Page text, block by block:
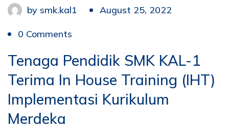
by smk.kal1 August 25, 2022
0 Comments
Tenaga Pendidik SMK KAL-1
Terima In House Training (IHT)
Implementasi Kurikulum
Merdeka